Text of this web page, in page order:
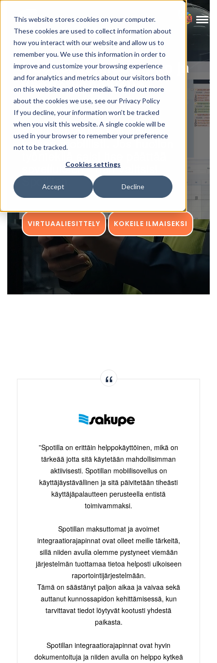
This website stores cookies on your computer.
These cookies are used to collect information about
how you interact with our website and allow us to
remember you. We use this information in order to
improve and customize your browsing experience
and for analytics and metrics about our visitors both
on this website and other media. To find out more
about the cookies we use, see our Privacy Policy
If you decline, your information won’t be tracked
when you visit this website. A single cookie will be
used in your browser to remember your preference
not to be tracked.
Cookies settings
Accept Decline
Huolto, kunnossapito ja
kenttätyönohjaus
Toimialariippumaton ratkaisu
Spotillan avulla voit hoitaa
kaiken mobiilisti. Jos huollon
työntekijä saisi itse päättää
sovelluksen - hän valitsisi
Spotillan.
VIRTUAALIESITTELY KOKEILE ILMAISEKSI
“
”Spotilla on erittäin helppokäyttöinen, mikä on
tärkeää jotta sitä käytetään mahdollisimman
aktiivisesti. Spotillan mobiilisovellus on
käyttäjäystävällinen ja sitä päivitetään tiheästi
käyttäjäpalautteen perusteella entistä
toimivammaksi.
Spotillan maksuttomat ja avoimet
integraatiorajapinnat ovat olleet meille tärkeitä,
sillä niiden avulla olemme pystyneet viemään
järjestelmän tuottamaa tietoa helposti ulkoiseen
raportointijärjestelmään.
Tämä on säästänyt paljon aikaa ja vaivaa sekä
auttanut kunnossapidon kehittämisessä, kun
tarvittavat tiedot löytyvät kootusti yhdestä
paikasta.
Spotillan integraatiorajapinnat ovat hyvin
dokumentoituja ja niiden avulla on helppo kytkeä